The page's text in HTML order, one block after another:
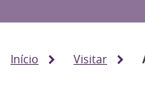
Início Visitar